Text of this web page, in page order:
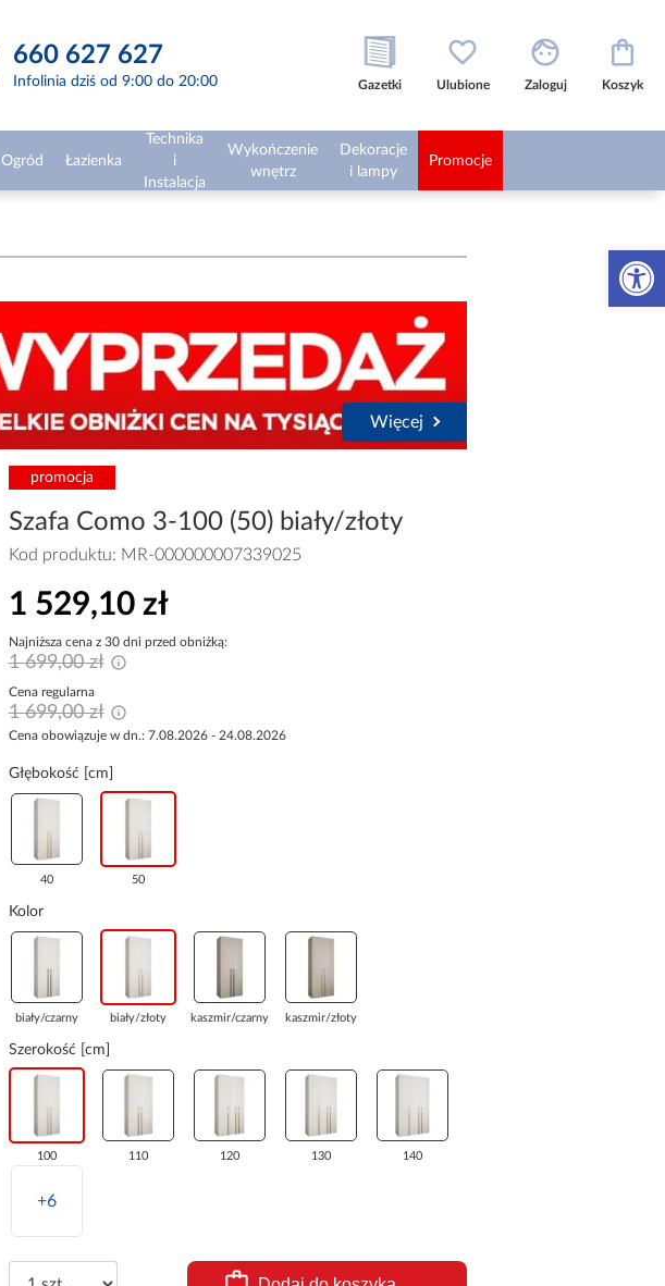
Otwórz
660 627 627
Infolinia dziś od 9:00 do 20:00 Gazetki Ulubione Zaloguj Koszyk
Ogród Łazienka
Technika
i
Instalacja
Wykończenie
wnętrz
Dekoracje
i lampy
Promocje
Więcej
promocja
Szafa Como 3-100 (50) biały/złoty
Kod produktu: MR-000000007339025
1 529,10 zł
Najniższa cena z 30 dni przed obniżką:
1 699,00 zł
Cena regularna
1 699,00 zł
Cena obowiązuje w dn.: 7.08.2026 - 24.08.2026
Głębokość [cm]
40 50
Kolor
biały/czarny biały/złoty kaszmir/czarny kaszmir/złoty
Szerokość [cm]
100 110 120 130 140
+6